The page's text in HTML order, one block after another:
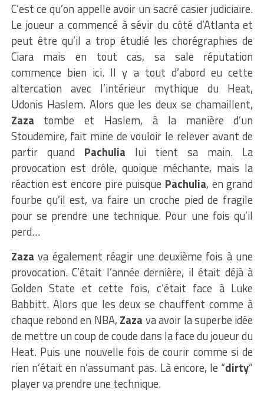
C’est ce qu’on appelle avoir un sacré casier judiciaire.
Le joueur a commencé à sévir du côté d’Atlanta et
peut être qu’il a trop étudié les chorégraphies de
Ciara mais en tout cas, sa sale réputation
commence bien ici. Il y a tout d’abord eu cette
altercation avec l’intérieur mythique du Heat,
Udonis Haslem. Alors que les deux se chamaillent,
Zaza tombe et Haslem, à la manière d’un
Stoudemire, fait mine de vouloir le relever avant de
partir quand Pachulia lui tient sa main. La
provocation est drôle, quoique méchante, mais la
réaction est encore pire puisque Pachulia, en grand
fourbe qu’il est, va faire un croche pied de fragile
pour se prendre une technique. Pour une fois qu’il
perd…
Zaza va également réagir une deuxième fois à une
provocation. C’était l’année dernière, il était déjà à
Golden State et cette fois, c’était face à Luke
Babbitt. Alors que les deux se chauffent comme à
chaque rebond en NBA, Zaza va avoir la superbe idée
de mettre un coup de coude dans la face du joueur du
Heat. Puis une nouvelle fois de courir comme si de
rien n’était en n’assumant pas. Là encore, le “dirty”
player va prendre une technique.